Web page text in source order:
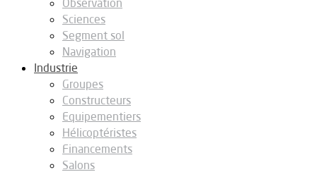
Observation
Sciences
Segment sol
Navigation
Industrie
Groupes
Constructeurs
Equipementiers
Hélicoptéristes
Financements
Salons